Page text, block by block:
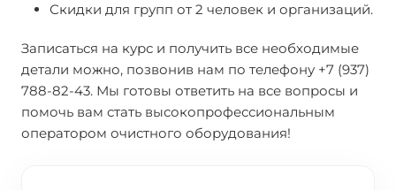
Скидки для групп от 2 человек и организаций.
Записаться на курс и получить все необходимые
детали можно, позвонив нам по телефону +7 (937)
788-82-43. Мы готовы ответить на все вопросы и
помочь вам стать высокопрофессиональным
оператором очистного оборудования!